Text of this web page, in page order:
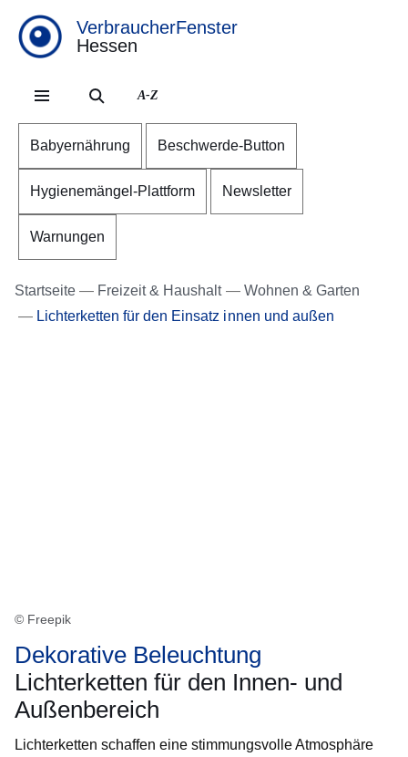
VerbraucherFenster
Hessen
A-Z
Babyernährung Beschwerde-Button
Hygienemängel-Plattform Newsletter
Warnungen
Startseite Freizeit & Haushalt
Wohnen & Garten
Lichterketten für den Einsatz innen und außen
© Freepik
Dekorative Beleuchtung
Lichterketten für den Innen- und
Außenbereich
Lichterketten schaffen eine stimmungsvolle Atmosphäre